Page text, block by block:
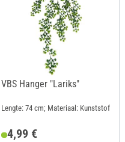
VBS Hanger "Lariks"
Lengte: 74 cm; Materiaal: Kunststof
4,99 €